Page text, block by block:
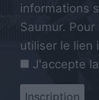
informations
Saumur.
utiliser le lien
J'accepte la